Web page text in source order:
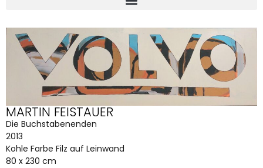
MARTIN FEISTAUER
Die Buchstabenenden
2013
Kohle Farbe Filz auf Leinwand
80 x 230 cm